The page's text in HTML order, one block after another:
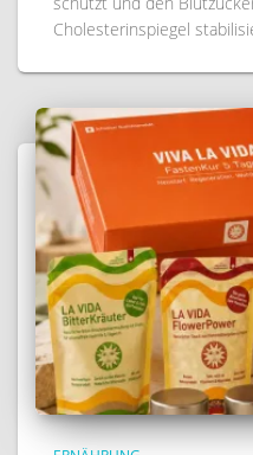
Cholesterinspiegel